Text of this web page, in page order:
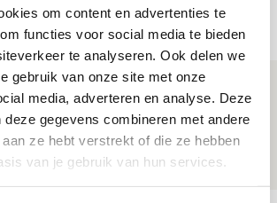
om content en advertenties te
functies voor social media te bieden
te analyseren. Ook delen we
gebruik van onze site met onze
media, adverteren en analyse. Deze
deze gegevens combineren met andere
ze hebt verstrekt of die ze hebben
van je gebruik van hun services.
Ajax of Ajax 1? Dat
‘geen reet’ uit